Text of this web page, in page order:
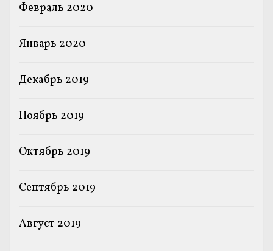
Февраль 2020
Январь 2020
Декабрь 2019
Ноябрь 2019
Октябрь 2019
Сентябрь 2019
Август 2019